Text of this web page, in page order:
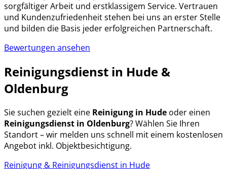
sorgfältiger Arbeit und erstklassigem Service. Vertrauen
und Kundenzufriedenheit stehen bei uns an erster Stelle
und bilden die Basis jeder erfolgreichen Partnerschaft.
Bewertungen ansehen
Reinigungsdienst in Hude &
Oldenburg
Sie suchen gezielt eine Reinigung in Hude oder einen
Reinigungsdienst in Oldenburg? Wählen Sie Ihren
Standort – wir melden uns schnell mit einem kostenlosen
Angebot inkl. Objektbesichtigung.
Reinigung & Reinigungsdienst in Hude